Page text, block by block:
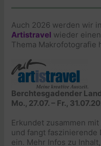
Auch 2026 werden wir
Artistravel wieder
Thema Makrofotografie
Berchtesgadender Land
Mo., 27.07. – Fr.,
Erkundet zusammen
und fangt
ein. Mehr Infos zu